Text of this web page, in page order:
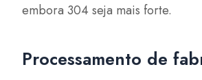
embora 304 seja mais forte.
Processamento de